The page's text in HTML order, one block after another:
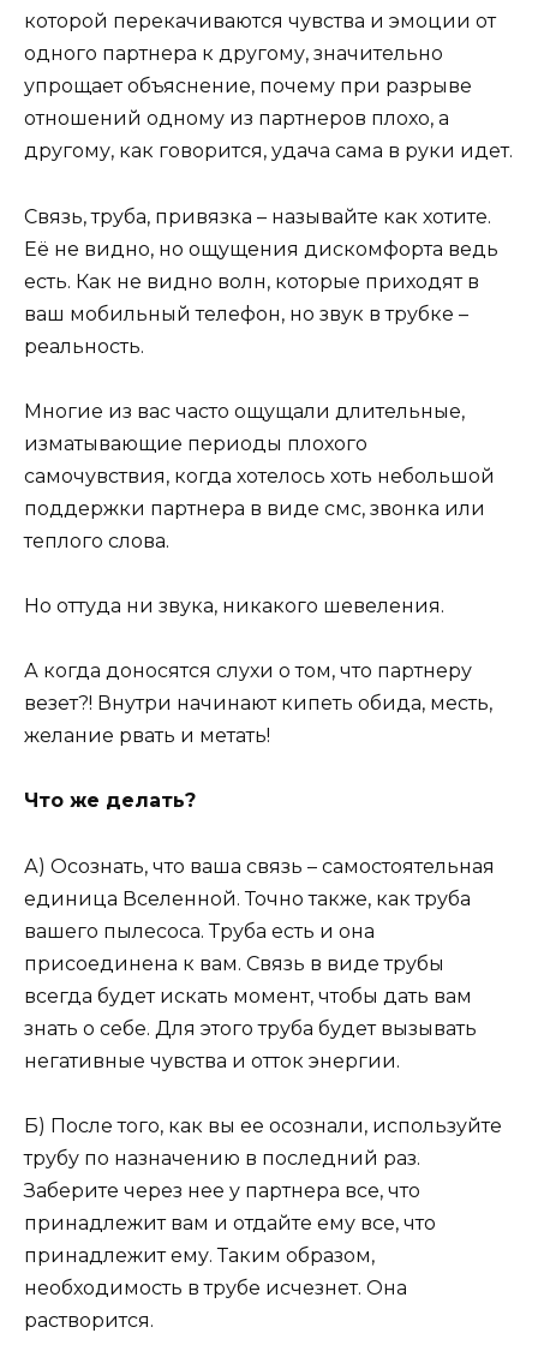
которой перекачиваются чувства и эмоции от
одного партнера к другому, значительно
упрощает объяснение, почему при разрыве
отношений одному из партнеров плохо, а
другому, как говорится, удача сама в руки идет.
Связь, труба, привязка – называйте как хотите.
Её не видно, но ощущения дискомфорта ведь
есть. Как не видно волн, которые приходят в
ваш мобильный телефон, но звук в трубке –
реальность.
Многие из вас часто ощущали длительные,
изматывающие периоды плохого
самочувствия, когда хотелось хоть небольшой
поддержки партнера в виде смс, звонка или
теплого слова.
Но оттуда ни звука, никакого шевеления.
А когда доносятся слухи о том, что партнеру
везет?! Внутри начинают кипеть обида, месть,
желание рвать и метать!
Что же делать?
А) Осознать, что ваша связь – самостоятельная
единица Вселенной. Точно также, как труба
вашего пылесоса. Труба есть и она
присоединена к вам. Связь в виде трубы
всегда будет искать момент, чтобы дать вам
знать о себе. Для этого труба будет вызывать
негативные чувства и отток энергии.
Б) После того, как вы ее осознали, используйте
трубу по назначению в последний раз.
Заберите через нее у партнера все, что
принадлежит вам и отдайте ему все, что
принадлежит ему. Таким образом,
необходимость в трубе исчезнет. Она
растворится.